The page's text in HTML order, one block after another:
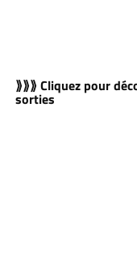
⟫⟫⟫ Cliquez pour
sorties